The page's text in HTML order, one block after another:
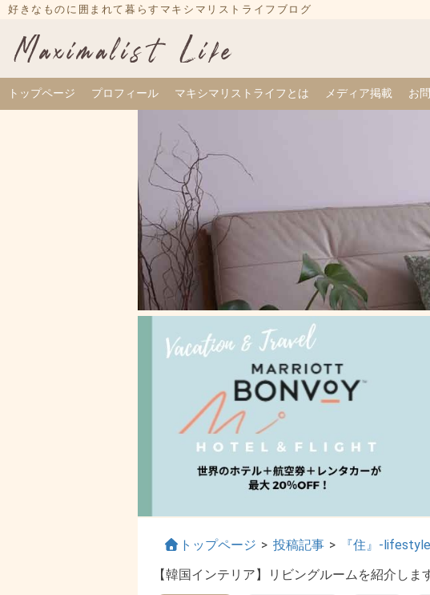
Skip
content
好きなものに囲まれて暮らすマキシマリストライフブログ
トップページ プロフィール マキシマリストライフとは メディア掲載 お
トップページ > 投稿記事 > 『住』-
【韓国インテリア】リビングルームを紹介しま